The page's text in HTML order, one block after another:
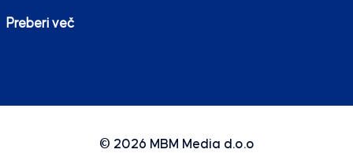
Preberi več
© 2026 MBM Media d.o.o